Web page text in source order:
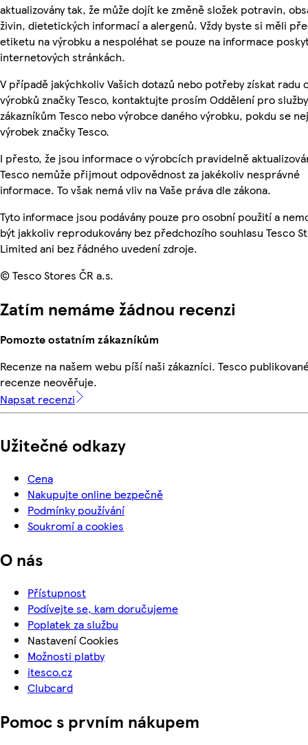
aktualizovány tak, že může dojít ke změně složek potravin,
živin, dietetických informací a alergenů. Vždy byste si měli
etiketu na výrobku a nespoléhat se pouze na informace
internetových stránkách.
V případě jakýchkoliv Vašich dotazů nebo potřeby získat radu
výrobků značky Tesco, kontaktujte prosím Oddělení pro služby
zákazníkům Tesco nebo výrobce daného výrobku, pokdu se
výrobek značky Tesco.
I přesto, že jsou informace o výrobcích pravidelně
Tesco nemůže přijmout odpovědnost za jakékoliv nesprávné
informace. To však nemá vliv na Vaše práva dle zákona.
Tyto informace jsou podávány pouze pro osobní použití a
být jakkoliv reprodukovány bez předchozího souhlasu Tesco
Limited ani bez řádného uvedení zdroje.
© Tesco Stores ČR a.s.
Zatím nemáme žádnou recenzi
Pomozte ostatním zákazníkům
Recenze na našem webu píší naši zákazníci. Tesco
recenze neověřuje.
Napsat recenzi
Užitečné odkazy
Cena
Nakupujte online bezpečně
Podmínky používání
Soukromí a cookies
O nás
Přístupnost
Podívejte se, kam doručujeme
Poplatek za službu
Nastavení Cookies
Možnosti platby
itesco.cz
Clubcard
Pomoc s prvním nákupem